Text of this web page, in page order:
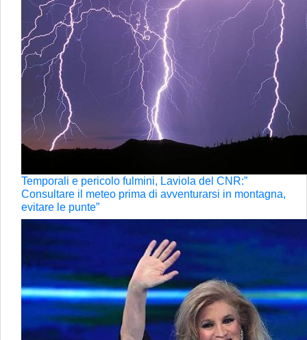
Temporali e pericolo fulmini, Laviola del CNR:”
Consultare il meteo prima di avventurarsi in montagna,
evitare le punte”